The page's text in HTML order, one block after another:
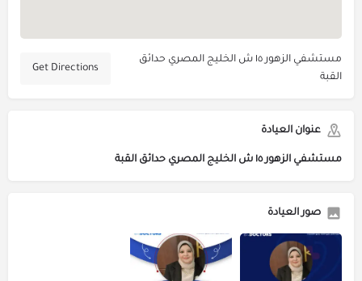
مستشفي الزهور ١٥ ش الخليج المصري حدائق
القبة
Get Directions
عنوان العيادة
مستشفي الزهور ١٥ ش الخليج المصري حدائق القبة
صور العيادة